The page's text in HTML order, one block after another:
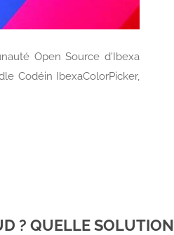
Open Source d'Ibexa
Codéin IbexaColorPicker,
? QUELLE SOLUTION